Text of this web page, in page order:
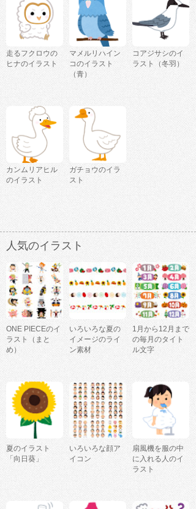
走るフクロウの
ヒナのイラスト
マメルリハイン
コのイラスト
（青）
コアジサシのイ
ラスト（冬羽）
カンムリアヒル
のイラスト
ガチョウのイラ
スト
人気のイラスト
ONE PIECEのイ
ラスト（まと
め）
いろいろな夏の
イメージのライ
ン素材
1月から12月まで
の毎月のタイト
ル文字
夏のイラスト
「向日葵」
いろいろな顔ア
イコン
扇風機を服の中
に入れる人のイ
ラスト